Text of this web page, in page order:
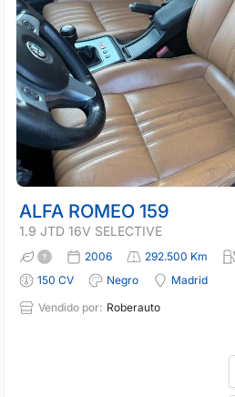
ALFA ROMEO 159
1.9 JTD 16V SELECTIVE
2006 292.500 Km
150 CV
Negro
Madrid
Vendido por: Roberauto